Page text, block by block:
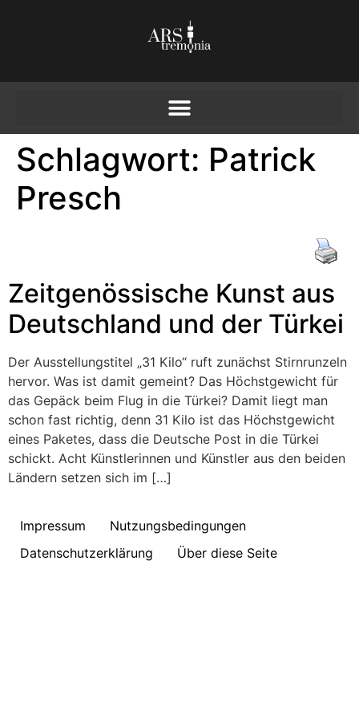
Schlagwort: Patrick
Presch
Zeitgenössische Kunst aus
Deutschland und der Türkei
Der Ausstellungstitel „31 Kilo“ ruft zunächst Stirnrunzeln
hervor. Was ist damit gemeint? Das Höchstgewicht für
das Gepäck beim Flug in die Türkei? Damit liegt man
schon fast richtig, denn 31 Kilo ist das Höchstgewicht
eines Paketes, dass die Deutsche Post in die Türkei
schickt. Acht Künstlerinnen und Künstler aus den beiden
Ländern setzen sich im […]
Impressum
Nutzungsbedingungen
Datenschutzerklärung
Über diese Seite